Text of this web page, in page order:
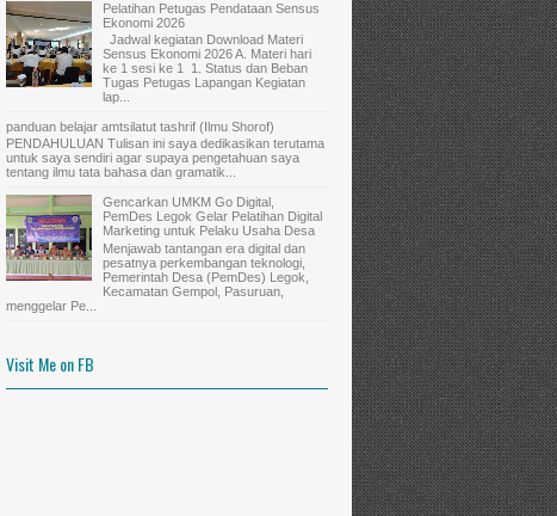
Pelatihan Petugas Pendataan Sensus
Ekonomi 2026
Jadwal kegiatan Download Materi
Sensus Ekonomi 2026 A. Materi hari
ke 1 sesi ke 1 1. Status dan Beban
Tugas Petugas Lapangan Kegiatan
lap...
panduan belajar amtsilatut tashrif (Ilmu Shorof)
PENDAHULUAN Tulisan ini saya dedikasikan terutama
untuk saya sendiri agar supaya pengetahuan saya
tentang ilmu tata bahasa dan gramatik...
Gencarkan UMKM Go Digital,
PemDes Legok Gelar Pelatihan Digital
Marketing untuk Pelaku Usaha Desa
Menjawab tantangan era digital dan
pesatnya perkembangan teknologi,
Pemerintah Desa (PemDes) Legok,
Kecamatan Gempol, Pasuruan,
menggelar Pe...
Visit Me on FB